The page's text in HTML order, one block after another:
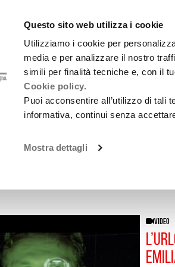
Questo sito web utilizza i cookie
Utilizziamo i cookie per
media e per analizzare il nostro
simili per finalità tecniche e, con il
Cookie policy.
Puoi acconsentire all’utilizzo di tali
informativa, continui senza
Mostra dettagli
BANDI
Sviluppo
Produzione
Normativa di
PRODUZIONE
Location
Green Film
Notizie
VIDEO